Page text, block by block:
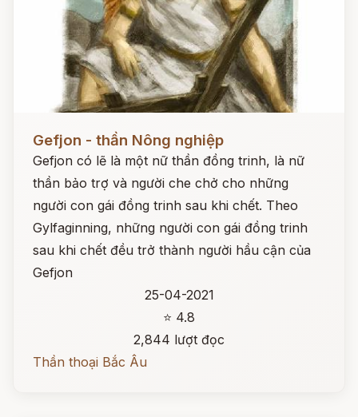
Gefjon - thần Nông nghiệp
Gefjon có lẽ là một nữ thần đồng trinh, là nữ
thần bảo trợ và người che chở cho những
người con gái đồng trinh sau khi chết. Theo
Gylfaginning, những người con gái đồng trinh
sau khi chết đều trở thành người hầu cận của
Gefjon
25-04-2021
⭐ 4.8
2,844 lượt đọc
Thần thoại Bắc Âu